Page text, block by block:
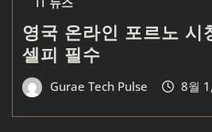
영국 온라인 포르노 시
셀피 필수
Gurae Tech Pulse 8월